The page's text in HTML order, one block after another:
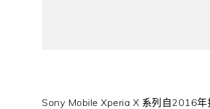
Sony Mobile Xperia X 系列自2016